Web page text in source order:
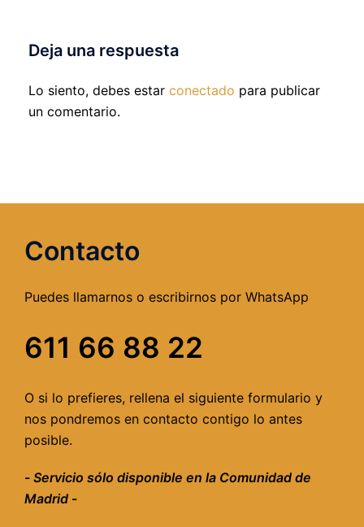
Deja una respuesta
Lo siento, debes estar conectado para publicar
un comentario.
Contacto
Puedes llamarnos o escribirnos por WhatsApp
611 66 88 22
O si lo prefieres, rellena el siguiente formulario y
nos pondremos en contacto contigo lo antes
posible.
- Servicio sólo disponible en la Comunidad de
Madrid -